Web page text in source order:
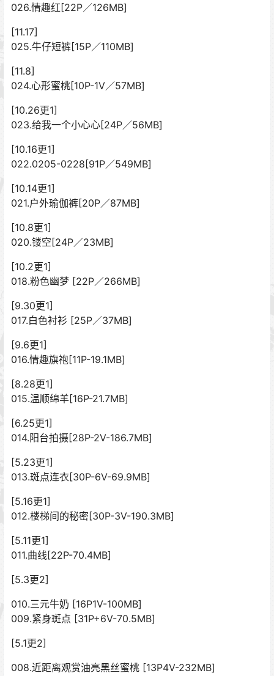
026.情趣红[22P／126MB]
[11.17]
025.牛仔短裤[15P／110MB]
[11.8]
024.心形蜜桃[10P-1V／57MB]
[10.26更1]
023.给我一个小心心[24P／56MB]
[10.16更1]
022.0205-0228[91P／549MB]
[10.14更1]
021.户外瑜伽裤[20P／87MB]
[10.8更1]
020.镂空[24P／23MB]
[10.2更1]
018.粉色幽梦 [22P／266MB]
[9.30更1]
017.白色衬衫 [25P／37MB]
[9.6更1]
016.情趣旗袍[11P-19.1MB]
[8.28更1]
015.温顺绵羊[16P-21.7MB]
[6.25更1]
014.阳台拍摄[28P-2V-186.7MB]
[5.23更1]
013.斑点连衣[30P-6V-69.9MB]
[5.16更1]
012.楼梯间的秘密[30P-3V-190.3MB]
[5.11更1]
011.曲线[22P-70.4MB]
[5.3更2]
010.三元牛奶 [16P1V-100MB]
009.紧身斑点 [31P+6V-70.5MB]
[5.1更2]
008.近距离观赏油亮黑丝蜜桃 [13P4V-232MB]